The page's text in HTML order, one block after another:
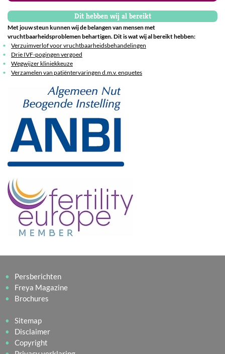
Dit hebben wij al bereikt
Met jouw steun kunnen wij de belangen van mensen met
vruchtbaarheidsproblemen behartigen. Dit is wat wij al bereikt hebben:
Verzuimverlof voor vruchtbaarheidsbehandelingen
Drie IVF-pogingen vergoed
Wegwijzer kliniekkeuze
Verzamelen van patiëntervaringen d.m.v. enquetes
Persberichten
Freya Magazine
Brochures
Sitemap
Disclaimer
Copyright